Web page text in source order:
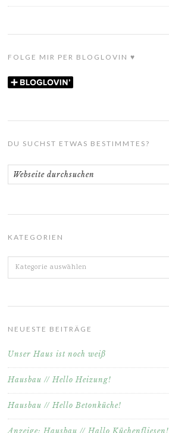
FOLGE MIR PER BLOGLOVIN ♥
DU SUCHST ETWAS BESTIMMTES?
KATEGORIEN
Kategorien
NEUESTE BEITRÄGE
Unser Haus ist noch weiß
Hausbau // Hello Heizung!
Hausbau // Hello Betonküche!
Anzeige: Hausbau // Hallo Küchenfliesen!